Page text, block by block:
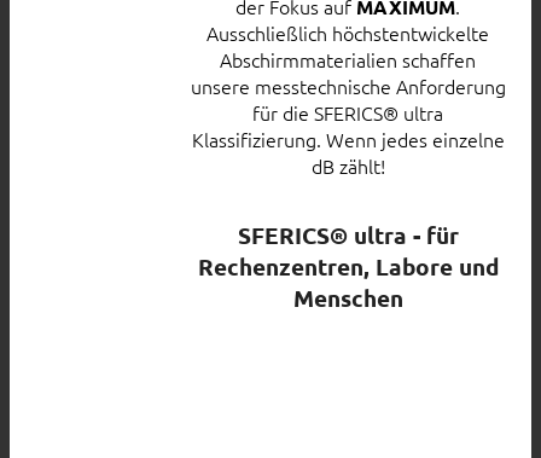
der Fokus auf MAXIMUM.
Ausschließlich höchstentwickelte
Abschirmmaterialien schaffen
unsere messtechnische Anforderung
für die SFERICS® ultra
Klassifizierung. Wenn jedes einzelne
dB zählt!
SFERICS® ultra - für
Rechenzentren, Labore und
Menschen